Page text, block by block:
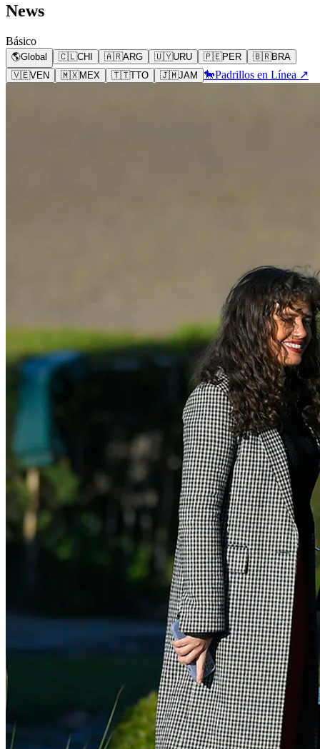
News
Básico
🌎Global 🇨🇱CHI 🇦🇷ARG 🇺🇾URU 🇵🇪PER 🇧🇷BRA
🇻🇪VEN 🇲🇽MEX 🇹🇹TTO 🇯🇲JAM 🐎Padrillos en Línea ↗